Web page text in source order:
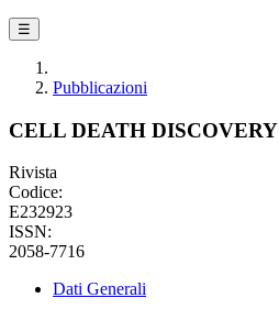
☰
Pubblicazioni
CELL DEATH DISCOVERY
Rivista
Codice:
E232923
ISSN:
2058-7716
Dati Generali